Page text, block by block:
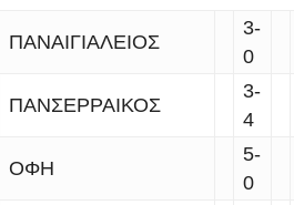
ΠΑΝΑΙΓΙAΛΕΙΟΣ
3-
0
ΠΑΝΣΕΡΡΑΙΚΟΣ
3-
4
ΟΦΗ
5-
0